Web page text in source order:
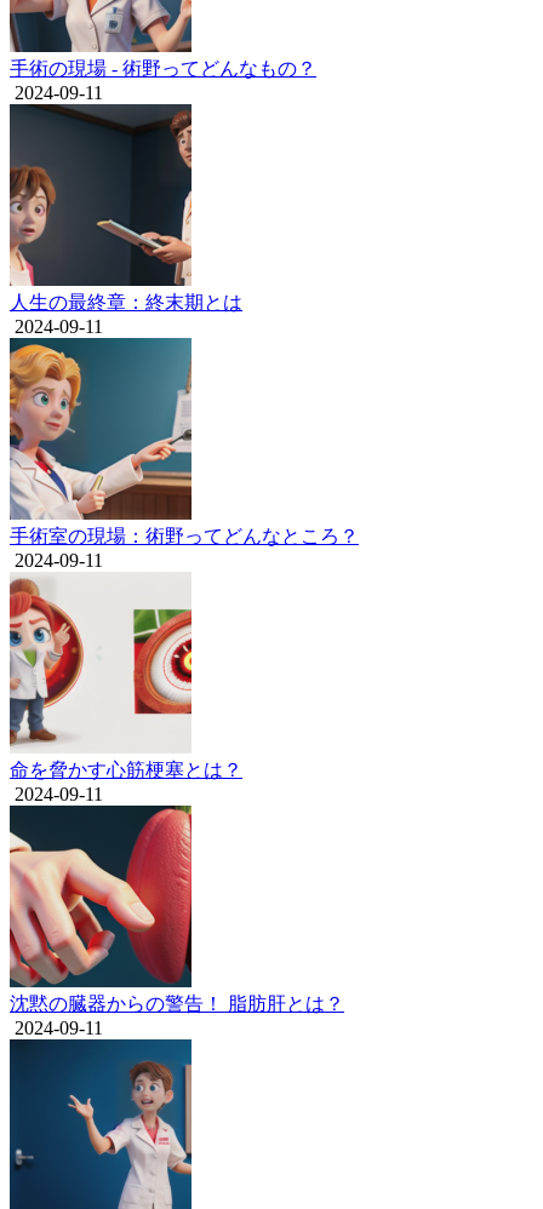
手術の現場 - 術野ってどんなもの？
2024-09-11
人生の最終章：終末期とは
2024-09-11
手術室の現場：術野ってどんなところ？
2024-09-11
命を脅かす心筋梗塞とは？
2024-09-11
沈黙の臓器からの警告！ 脂肪肝とは？
2024-09-11